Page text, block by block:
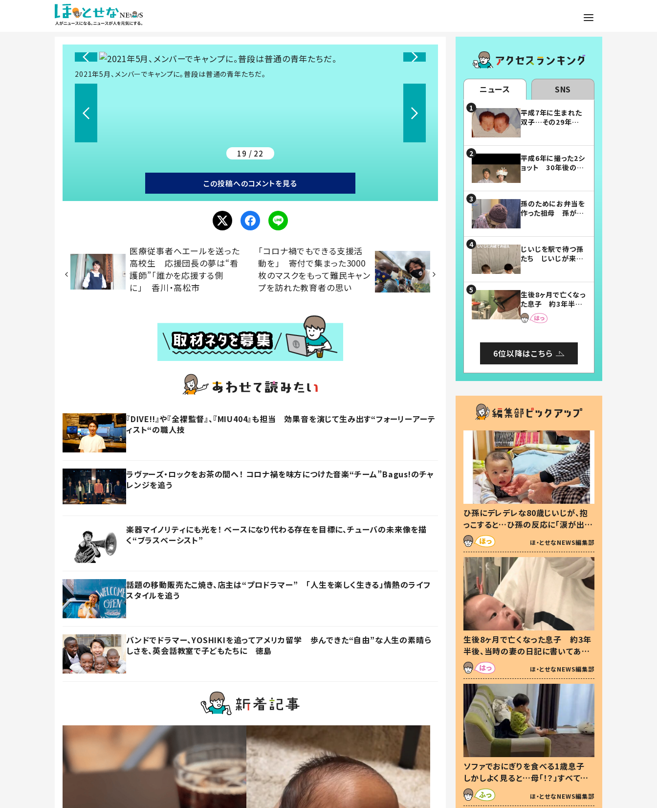
2021年5月、メンバーでキャンプに。普段は普通の青年たちだ。
19 / 22
この投稿へのコメントを見る
医療従事者へエールを送った
高校生 応援団長の夢は“看
護師”「誰かを応援する側
に」 香川・高松市
「コロナ禍でもできる支援活
動を」 寄付で集まった3000
枚のマスクをもって難民キャン
プを訪れた教育者の思い
『DIVE!!』や『全裸監督』、『MIU404』も担当 効果音を演じて生み出す“フォーリーアーテ
ィスト“の職人技
ラヴァーズ・ロックをお茶の間へ！ コロナ禍を味方につけた音楽“チーム”Bagus!のチャ
レンジを追う
楽器マイノリティにも光を！ ベースになり代わる存在を目標に、チューバの未来像を描
く“ブラスベーシスト”
話題の移動販売たこ焼き、店主は“プロドラマー” 「人生を楽しく生きる」情熱のライフ
スタイルを追う
バンドでドラマー、YOSHIKIを追ってアメリカ留学 歩んできた“自由”な人生の素晴ら
しさを、英会話教室で子どもたちに 徳島
ニュース SNS
平成7年に生まれた
双子…その29年後
平成6年に撮った2シ
ョット 30年後の姿
孫のためにお弁当を
作った祖母 孫が絶
じいじを駅で待つ孫
たち じいじが来た
まらない」「幸せにな
れる」
生後8ヶ月で亡くなっ
た息子 約3年半
後、当時の妻の日記
に書いてあった本音
6位以降はこちら
ひ孫にデレデレな80歳じいじが、抱
っこすると…ひ孫の反応に「涙が出ま
した」「可愛くて仕方ない」
ほ・とせなNEWS編集部
生後8ヶ月で亡くなった息子 約3年
半後、当時の妻の日記に書いてあっ
た本音とは
ほ・とせなNEWS編集部
ソファでおにぎりを食べる1歳息子
しかしよく見ると…母「！？」すべてを
察した母の投稿に「可愛いから許
す！」「現行犯〜」
ほ・とせなNEWS編集部